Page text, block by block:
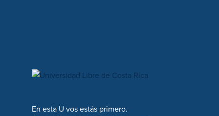
En esta U vos estás primero.